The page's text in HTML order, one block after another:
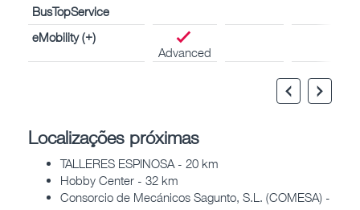
BusTopService
eMobility (+)
Advanced
Localizações próximas
TALLERES ESPINOSA - 20 km
Hobby Center - 32 km
Consorcio de Mecánicos Sagunto, S.L. (COMESA) -